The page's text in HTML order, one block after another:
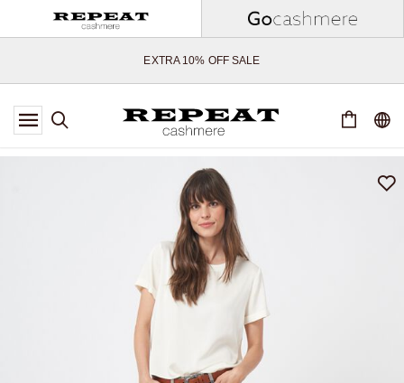
*DIESES ANGEBOT GILT BIS ZUM 12 AUGUST 2026
*GILT NICHT FÜR LIMITED EDITION
*AUSNAHMEN SIND MÖGLICH
SAISON
EXTRA 10% OFF SALE